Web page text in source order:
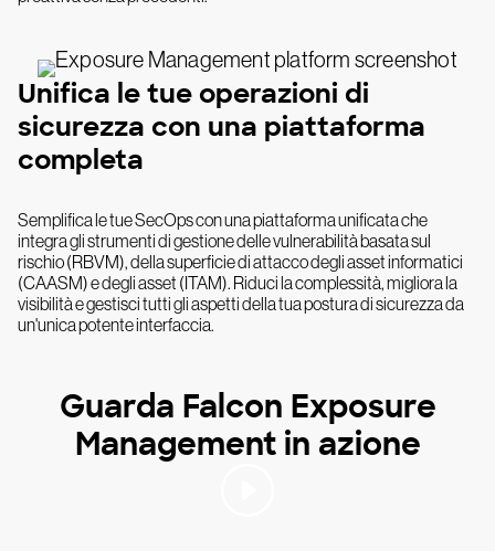
Unifica le tue operazioni di
sicurezza con una piattaforma
completa
Semplifica le tue SecOps con una piattaforma unificata che
integra gli strumenti di gestione delle vulnerabilità basata sul
rischio (RBVM), della superficie di attacco degli asset informatici
(CAASM) e degli asset (ITAM). Riduci la complessità, migliora la
visibilità e gestisci tutti gli aspetti della tua postura di sicurezza da
un'unica potente interfaccia.
Guarda Falcon Exposure
Management in azione